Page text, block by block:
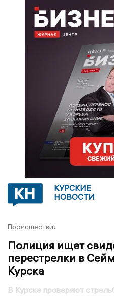
КУРСКИЕ
НОВОСТИ
Происшествия
Полиция ищет
перестрелки в
Курска
В Курске проверяют